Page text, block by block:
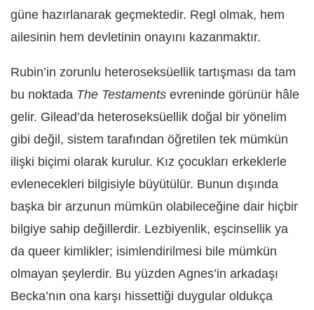
güne hazırlanarak geçmektedir. Regl olmak, hem
ailesinin hem devletinin onayını kazanmaktır.
Rubin’in zorunlu heteroseksüellik tartışması da tam
bu noktada The Testaments evreninde görünür hâle
gelir. Gilead’da heteroseksüellik doğal bir yönelim
gibi değil, sistem tarafından öğretilen tek mümkün
ilişki biçimi olarak kurulur. Kız çocukları erkeklerle
evlenecekleri bilgisiyle büyütülür. Bunun dışında
başka bir arzunun mümkün olabileceğine dair hiçbir
bilgiye sahip değillerdir. Lezbiyenlik, eşcinsellik ya
da queer kimlikler; isimlendirilmesi bile mümkün
olmayan şeylerdir. Bu yüzden Agnes’in arkadaşı
Becka’nın ona karşı hissettiği duygular oldukça